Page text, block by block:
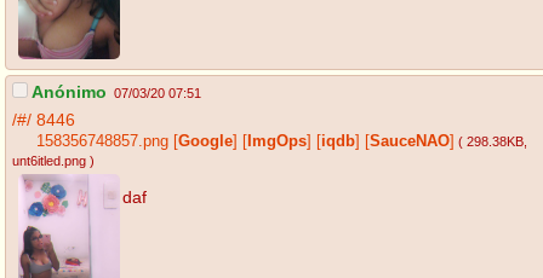
Anónimo 07/03/20 07:51
/#/ 8446
158356748857.png [Google] [ ImgOps] [iqdb] [SauceNAO] ( 298.38KB
unt6itled.png )
daf